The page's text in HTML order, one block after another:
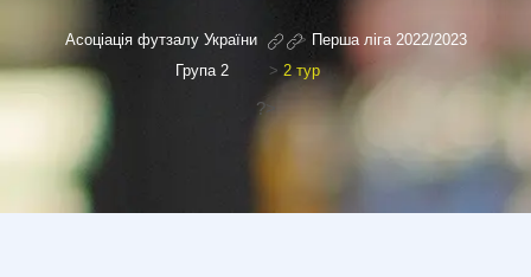
Асоціація футзалу України > Перша ліга 2022/2023
Група 2
> 2 тур
?>